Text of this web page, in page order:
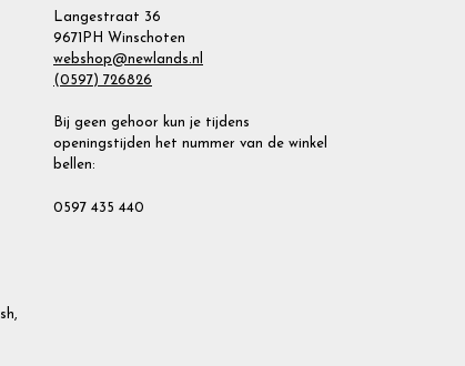
Langestraat 36
9671PH Winschoten
webshop@newlands.nl
(0597) 726826
Bij geen gehoor kun je tijdens
openingstijden het nummer van de winkel
bellen:
0597 435 440